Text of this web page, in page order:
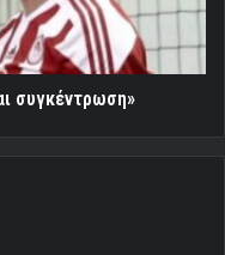
συγκέντρωση»